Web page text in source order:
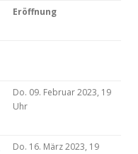
Eröffnung
Do. 09. Februar 2023, 19
Uhr
Do. 16. März 2023, 19